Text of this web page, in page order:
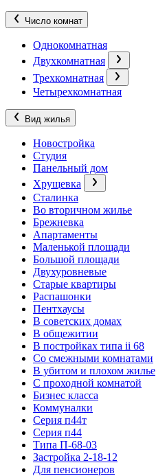
Число комнат
Однокомнатная
Двухкомнатная
Трехкомнатная
Четырехкомнатная
Вид жилья
Новостройка
Студия
Панельный дом
Хрущевка
Сталинка
Во вторичном жилье
Брежневка
Апартаменты
Маленькой площади
Большой площади
Двухуровневые
Старые квартиры
Распашонки
Пентхаусы
В советских домах
В общежитии
В постройках типа ii 68
Со смежными комнатами
В убитом и плохом жилье
С проходной комнатой
Бизнес класса
Коммуналки
Серия п44т
Серия п44
Типа П-68-03
Застройка 2-18-12
Для пенсионеров